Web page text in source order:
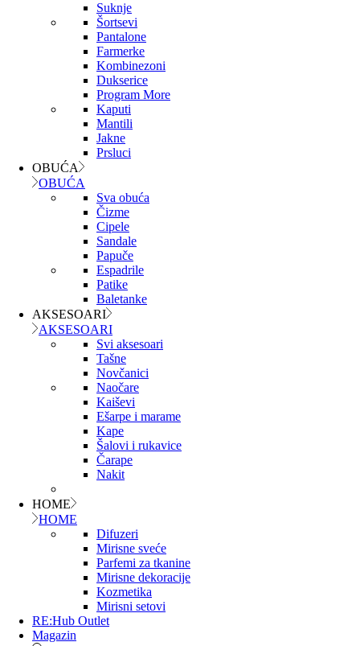
Suknje
Šortsevi
Pantalone
Farmerke
Kombinezoni
Dukserice
Program More
Kaputi
Mantili
Jakne
Prsluci
OBUĆA
OBUĆA
Sva obuća
Čizme
Cipele
Sandale
Papuče
Espadrile
Patike
Baletanke
AKSESOARI
AKSESOARI
Svi aksesoari
Tašne
Novčanici
Naočare
Kaiševi
Ešarpe i marame
Kape
Šalovi i rukavice
Čarape
Nakit
HOME
HOME
Difuzeri
Mirisne sveće
Parfemi za tkanine
Mirisne dekoracije
Kozmetika
Mirisni setovi
RE:Hub Outlet
Magazin